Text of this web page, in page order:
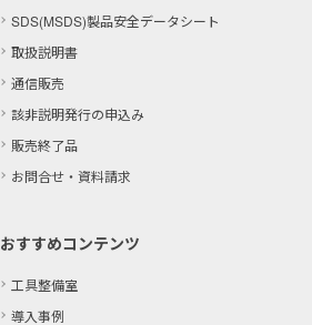
SDS(MSDS)製品安全データシート
取扱説明書
通信販売
該非説明発行の申込み
販売終了品
お問合せ・資料請求
おすすめコンテンツ
工具整備室
導入事例